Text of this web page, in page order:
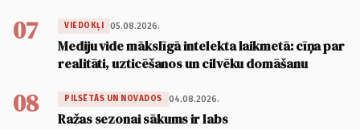
07 VIEDOKĻI 05.08.2026.
Mediju vide mākslīgā intelekta laikmetā: cīņa par
realitāti, uzticēšanos un cilvēku domāšanu
08 PILSĒTĀS UN NOVADOS 04.08.2026.
Ražas sezonai sākums ir labs